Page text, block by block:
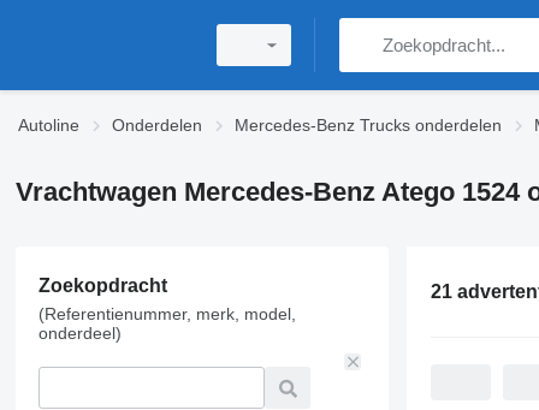
Autoline Onderdelen Mercedes-Benz Trucks onderdelen
Vrachtwagen Mercedes-Benz Atego 1524
Zoekopdracht
(Referentienummer, merk, model,
onderdeel)
21